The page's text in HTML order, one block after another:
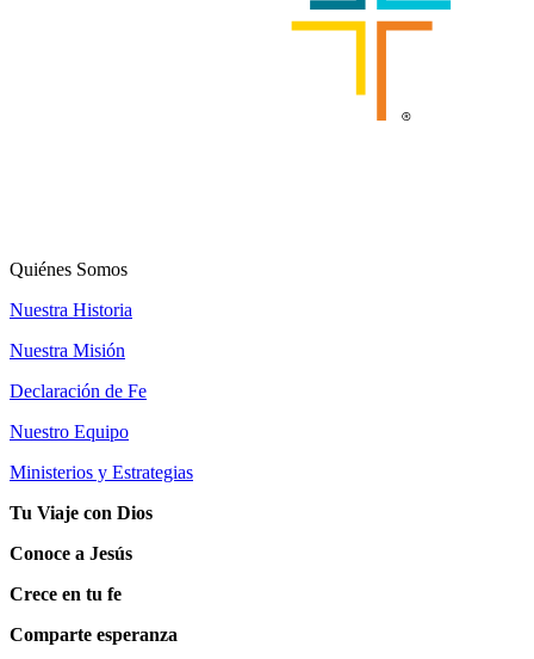
Quiénes Somos
Nuestra Historia
Nuestra Misión
Declaración de Fe
Nuestro Equipo
Ministerios y Estrategias
Tu Viaje con Dios
Conoce a Jesús
Crece en tu fe
Comparte esperanza